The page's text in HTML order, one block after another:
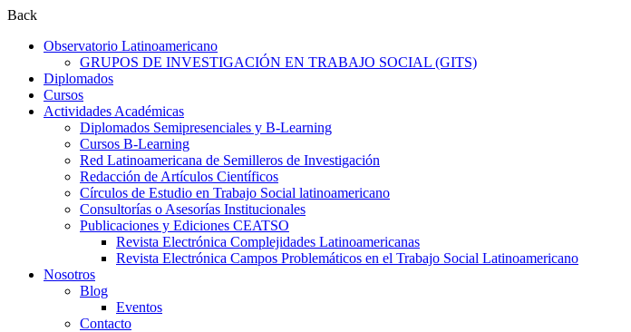
Back
Observatorio Latinoamericano
GRUPOS DE INVESTIGACIÓN EN TRABAJO SOCIAL (GITS)
Diplomados
Cursos
Actividades Académicas
Diplomados Semipresenciales y B-Learning
Cursos B-Learning
Red Latinoamericana de Semilleros de Investigación
Redacción de Artículos Científicos
Círculos de Estudio en Trabajo Social latinoamericano
Consultorías o Asesorías Institucionales
Publicaciones y Ediciones CEATSO
Revista Electrónica Complejidades Latinoamericanas
Revista Electrónica Campos Problemáticos en el Trabajo Social Latinoamericano
Nosotros
Blog
Eventos
Contacto